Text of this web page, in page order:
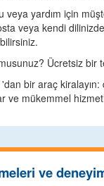
veya yardım için
veya kendi
Ücretsiz bir
bir araç
ve mükemmel
ve